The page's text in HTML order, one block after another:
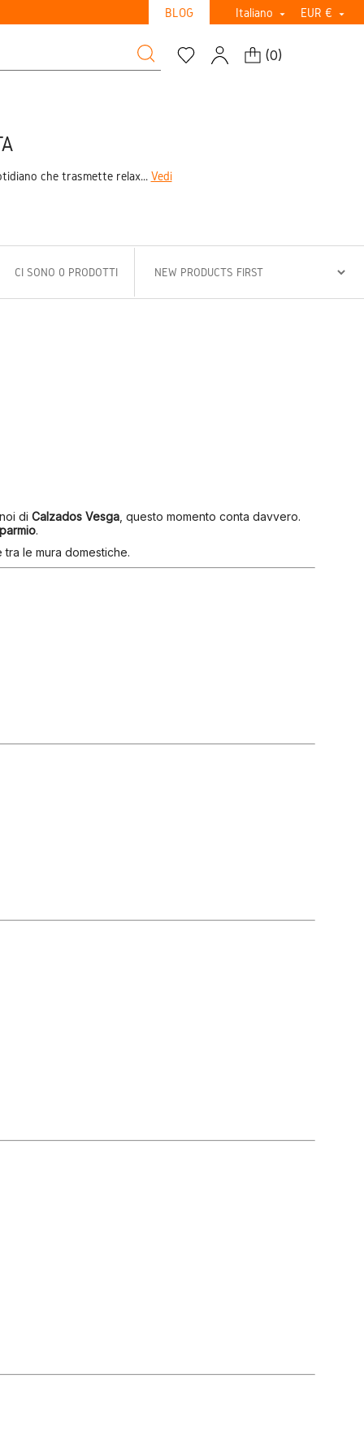
BLOG Italiano  EUR € 
(0)
che trasmette relax... Vedi
CI SONO 0 PRODOTTI
di Calzados Vesga, questo momento conta davvero.
.
le mura domestiche.